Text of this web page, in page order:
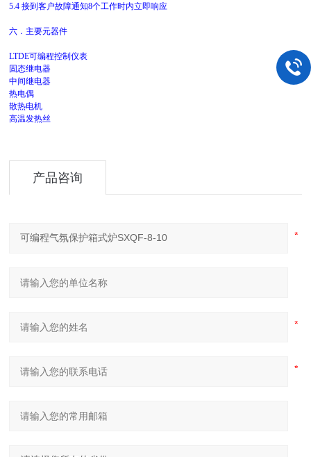
5.4 接到客户故障通知8个工作时内立即响应
六．主要元器件
LTDE可编程控制仪表
固态继电器
中间继电器
热电偶
散热电机
高温发热丝
产品咨询